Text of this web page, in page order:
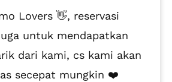
Lovers 👋, reservasi
untuk mendapatkan
dari kami, cs kami akan
secepat mungkin ❤️